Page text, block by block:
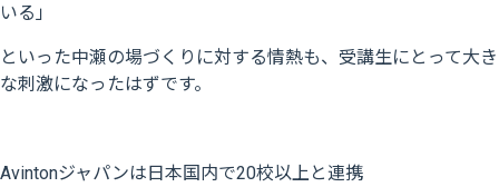
いる」
といった中瀬の場づくりに対する情熱も、受講生にとって大き
な刺激になったはずです。
Avintonジャパンは日本国内で20校以上と連携